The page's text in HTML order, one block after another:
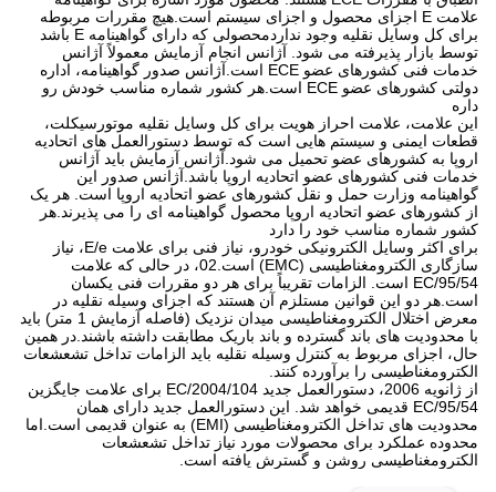
علامت E اجزای محصول و اجزای سیستم است.هیچ مقررات مربوطه
برای کل وسایل نقلیه وجود نداردمحصولی که دارای گواهینامه E باشد
توسط بازار پذیرفته می شود. آژانس انجام آزمایش معمولاً آژانس
خدمات فنی کشورهای عضو ECE است.آژانس صدور گواهینامه، اداره
دولتی کشورهای عضو ECE است.هر کشور شماره مناسب خودش رو
داره
این علامت، علامت احراز هویت برای کل وسایل نقلیه موتورسیکلت،
قطعات ایمنی و سیستم هایی است که توسط دستورالعمل های اتحادیه
اروپا به کشورهای عضو تحمیل می شود.آژانس آزمایش باید آژانس
خدمات فنی کشورهای عضو اتحادیه اروپا باشد.آژانس صدور این
گواهینامه وزارت حمل و نقل کشورهای عضو اتحادیه اروپا است. هر یک
از کشورهای عضو اتحادیه اروپا محصول گواهینامه ای را می پذیرند.هر
کشور شماره مناسب خود را دارد
برای اکثر وسایل الکترونیکی خودرو، نیاز فنی برای علامت E/e، نیاز
سازگاری الکترومغناطیسی (EMC) است.02، در حالی که علامت
95/54/EC است. الزامات تقریباً برای هر دو مقررات فنی یکسان
است.هر دو این قوانین مستلزم آن هستند که اجزای وسیله نقلیه در
معرض اختلال الکترومغناطیسی میدان نزدیک (فاصله آزمایش 1 متر) باید
با محدودیت های باند گسترده و باند باریک مطابقت داشته باشند.در همین
حال، اجزای مربوط به کنترل وسیله نقلیه باید الزامات تداخل تشعشعات
الکترومغناطیسی را برآورده کنند.
از ژانویه 2006، دستورالعمل جدید 2004/104/EC برای علامت جایگزین
95/54/EC قدیمی خواهد شد. این دستورالعمل جدید دارای همان
محدودیت های تداخل الکترومغناطیسی (EMI) به عنوان قدیمی است.اما
محدوده عملکرد برای محصولات مورد نیاز تداخل تشعشعات
الکترومغناطیسی روشن و گسترش یافته است.